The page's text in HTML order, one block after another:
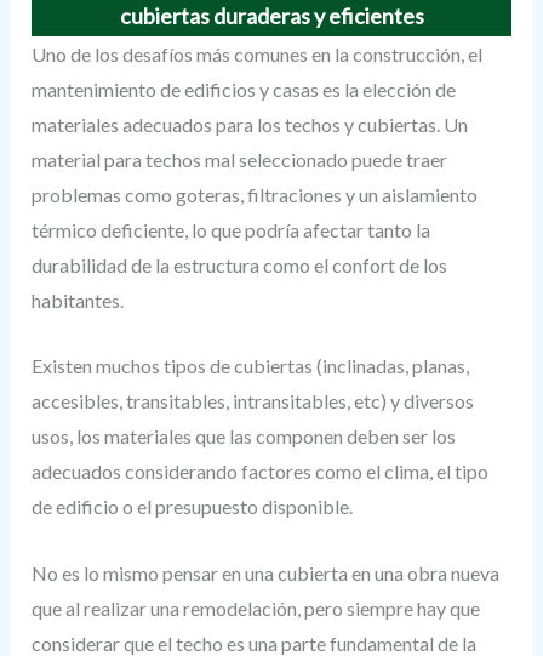
cubiertas duraderas y eficientes
Uno de los desafíos más comunes en la construcción, el
mantenimiento de edificios y casas es la elección de
materiales adecuados para los techos y cubiertas. Un
material para techos mal seleccionado puede traer
problemas como goteras, filtraciones y un aislamiento
térmico deficiente, lo que podría afectar tanto la
durabilidad de la estructura como el confort de los
habitantes.
Existen muchos tipos de cubiertas (inclinadas, planas,
accesibles, transitables, intransitables, etc) y diversos
usos, los materiales que las componen deben ser los
adecuados considerando factores como el clima, el tipo
de edificio o el presupuesto disponible.
No es lo mismo pensar en una cubierta en una obra nueva
que al realizar una remodelación, pero siempre hay que
considerar que el techo es una parte fundamental de la